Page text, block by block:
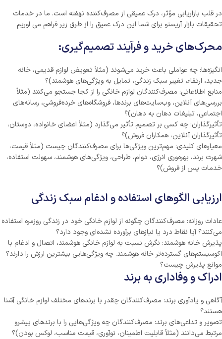
در قلب بازاریابی مؤثر، درک عمیقی از مصرف‌کننده نهفته است. ما در خدمات
تحقیقات بازار آریستو برای شما این درک عمیق را از طرق زیر فراهم می اوریم
محرک‌های خرید و فرآیند تصمیم‌گیری:
انگیزه‌ها: چه عواملی باعث خرید می‌شوند (مثلاً تعویض لوازم قدیمی، خانه
جدید، ارتقاء، تغییر سبک زندگی، تمایل به ویژگی‌های هوشمند)؟
منابع اطلاعاتی: مصرف‌کنندگان لوازم خانگی را از کجا جستجو می‌کنند (مثلاً
بررسی‌های آنلاین، وب‌سایت‌های برندها، فروشگاه‌های خرده‌فروشی، رسانه‌های
اجتماعی، تبلیغات دهان به دهان)؟
تأثیرگذاران: چه کسی بر تصمیم تأثیر می‌گذارد (مثلاً اعضای خانواده، دوستان،
تأثیرگذاران آنلاین، همکاران فروش)؟
معیارهای کلیدی: مهم‌ترین ویژگی‌ها برای مصرف‌کنندگان چیست (مثلاً قیمت،
شهرت برند، بهره‌وری انرژی، دوام، طراحی، ویژگی‌های هوشمند، سهولت استفاده،
خدمات پس از فروش)؟
ارزیابی الگوهای استفاده و ادغام سبک زندگی
عادات روزانه: مصرف‌کنندگان چگونه از لوازم خانگی خود در زندگی روزمره استفاده
می‌کنند؟ آیا نقاط درد یا نیازهای برآورده نشده‌ای وجود دارد؟
پذیرش خانه هوشمند: نگرش نسبت به لوازم خانگی هوشمند، اتصال و ادغام با
اکوسیستم‌های گسترده‌تر خانه هوشمند. چه ویژگی‌هایی بیشترین ارزش را دارند؟
موانع پذیرش چیست؟
ادراک و وفاداری به برند
آگاهی و یادآوری برند: مصرف‌کنندگان چقدر با برندهای مختلف لوازم خانگی آشنا
هستند؟
تصویر و تداعی‌های برند: مصرف‌کنندگان چه ویژگی‌هایی را با برندهای پیشرو
مرتبط می‌دانند (مثلاً قابلیت اطمینان، نوآوری، قیمت مناسب، لوکس بودن)؟